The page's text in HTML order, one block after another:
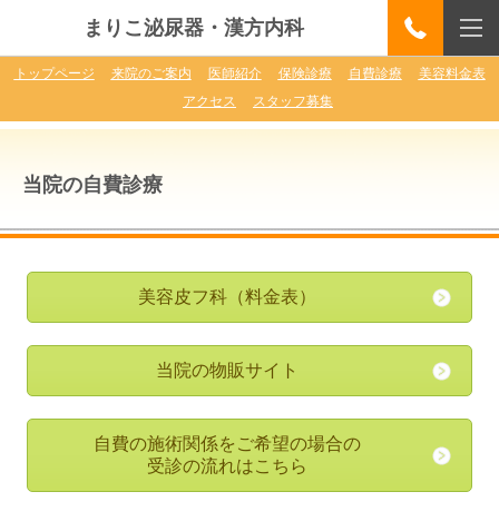
まりこ泌尿器・漢方内科
トップページ 来院のご案内 医師紹介 保険診療 自費診療
美容料金表
アクセス
スタッフ募集
当院の自費診療
美容皮フ科 （料金表）
当院の物販サイト
自費の施術関係をご希望の場合の
受診の流れはこちら